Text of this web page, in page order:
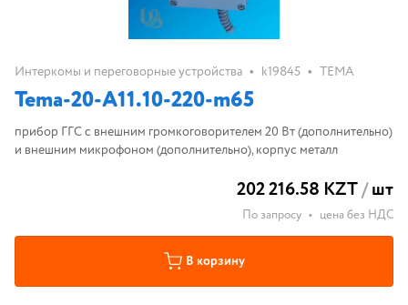
Интеркомы и переговорные устройства • k19845 • ТЕМА
Tema-20-A11.10-220-m65
прибор ГГС с внешним громкоговорителем 20 Вт (дополнительно)
и внешним микрофоном (дополнительно), корпус металл
202 216.58 KZT/шт
По запросу • цена без НДС
В корзину